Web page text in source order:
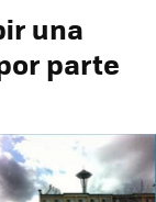
una
parte